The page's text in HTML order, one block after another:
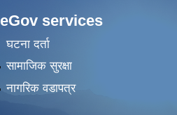
eGov services
घटना दर्ता
सामाजिक सुरक्षा
नागरिक वडापत्र